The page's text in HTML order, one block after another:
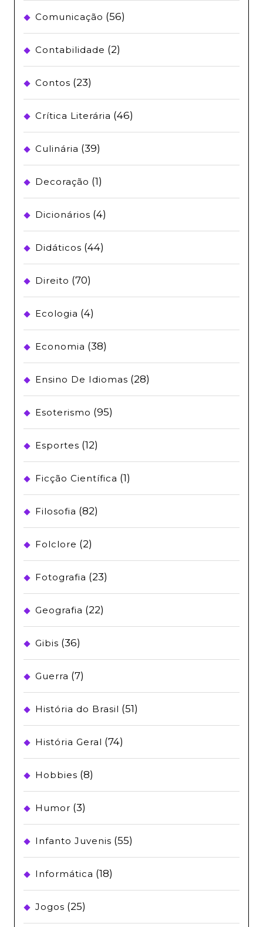
Comunicação (56)
Contabilidade (2)
Contos (23)
Crítica Literária (46)
Culinária (39)
Decoração (1)
Dicionários (4)
Didáticos (44)
Direito (70)
Ecologia (4)
Economia (38)
Ensino De Idiomas (28)
Esoterismo (95)
Esportes (12)
Ficção Científica (1)
Filosofia (82)
Folclore (2)
Fotografia (23)
Geografia (22)
Gibis (36)
Guerra (7)
História do Brasil (51)
História Geral (74)
Hobbies (8)
Humor (3)
Infanto Juvenis (55)
Informática (18)
Jogos (25)